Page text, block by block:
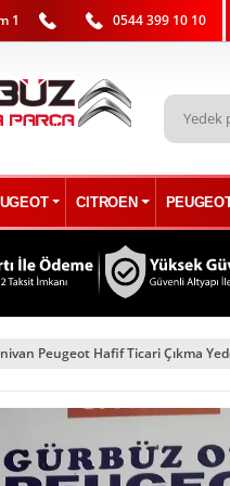
1 0544 399 10 10
CITROEN
Peugeot Hafif Ticari Çıkma